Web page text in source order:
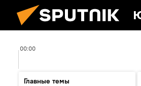
00:00
Главные темы